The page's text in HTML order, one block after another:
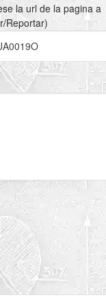
la url de la pagina a
Reportar)